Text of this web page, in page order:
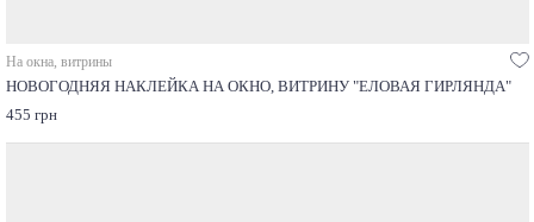
На окна, витрины
НОВОГОДНЯЯ НАКЛЕЙКА НА ОКНО, ВИТРИНУ "ЕЛОВАЯ ГИРЛЯНДА"
455 грн